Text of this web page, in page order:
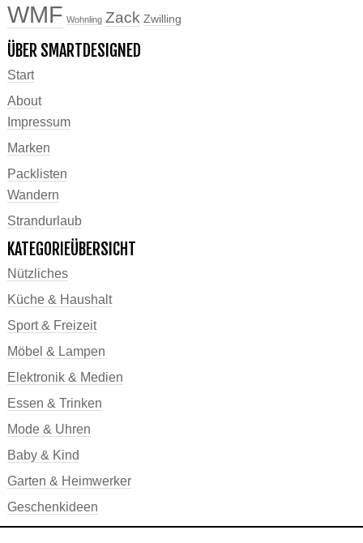
WMF Wohnling Zack Zwilling
ÜBER SMARTDESIGNED
Start
About
Impressum
Marken
Packlisten
Wandern
Strandurlaub
KATEGORIEÜBERSICHT
Nützliches
Küche & Haushalt
Sport & Freizeit
Möbel & Lampen
Elektronik & Medien
Essen & Trinken
Mode & Uhren
Baby & Kind
Garten & Heimwerker
Geschenkideen